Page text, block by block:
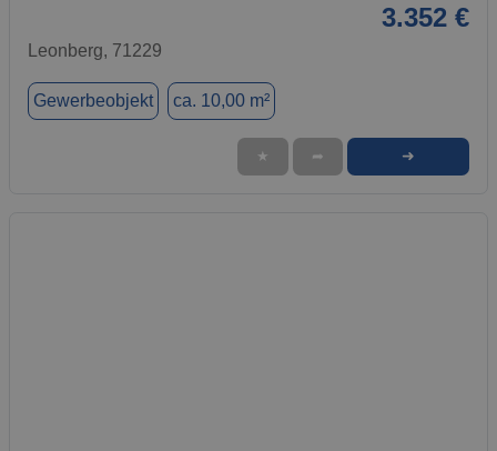
3.352 €
Leonberg, 71229
Gewerbeobjekt ca. 10,00 m²
★ ➦ ➜